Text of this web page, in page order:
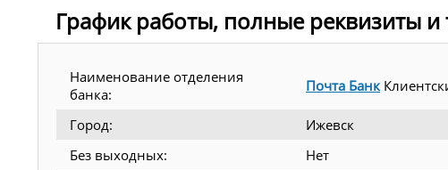
График работы, полные реквизиты
Наименование отделения
банка:
Почта Банк
Город:
Ижевск
Без выходных:
Нет